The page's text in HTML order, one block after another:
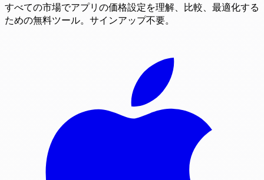
すべての市場でアプリの価格設定を理解、比較、最適化する
ための無料ツール。サインアップ不要。